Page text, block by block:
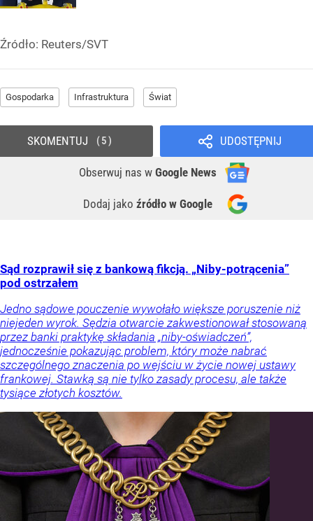
Źródło: Reuters/SVT
Gospodarka Infrastruktura Świat
UDOSTĘPNIJ
Obserwuj nas w Google News
Dodaj jako źródło w Google
SKOMENTUJ 5
Sąd rozprawił się z bankową fikcją. „Niby-potrącenia”
pod ostrzałem
Jedno sądowe pouczenie wywołało większe poruszenie niż
niejeden wyrok. Sędzia otwarcie zakwestionował stosowaną
przez banki praktykę składania „niby-oświadczeń”,
jednocześnie pokazując problem, który może nabrać
szczególnego znaczenia po wejściu w życie nowej ustawy
frankowej. Stawką są nie tylko zasady procesu, ale także
tysiące złotych kosztów.